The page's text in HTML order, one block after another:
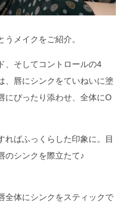
メイクをご紹介。
、そしてコントロールの4
、唇にシンクをていねいに塗
にぴったり添わせ、全体にO
ればふっくらした印象に。目
のシンクを際立たて♪
体にシンクをスティックで